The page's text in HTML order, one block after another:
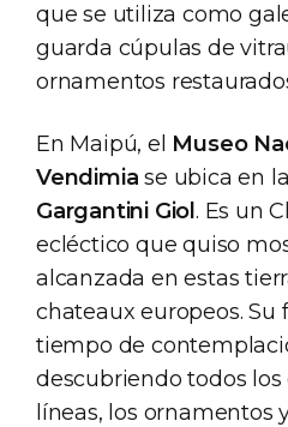
que se utiliza como
guarda cúpulas de
ornamentos
En Maipú, el Museo
Vendimia se ubica en
Gargantini Giol. Es un
ecléctico que quiso
alcanzada en estas
chateaux europeos. Su
tiempo de
descubriendo todos los
líneas, los ornamentos